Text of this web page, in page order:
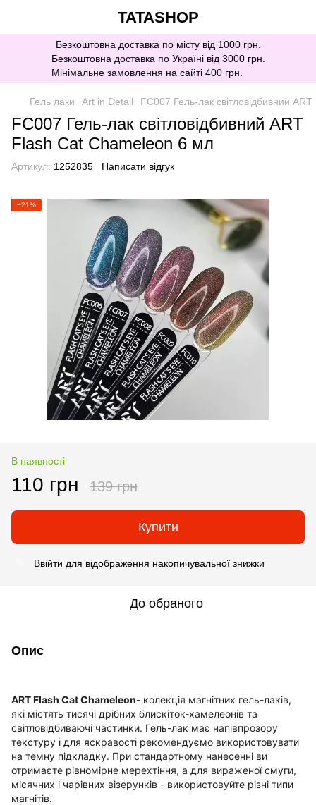
TATASHOP
Безкоштовна доставка по місту від 1000 грн.
Безкоштовна доставка по Україні від 3000 грн.
Мінімальне замовлення на сайті 400 грн.
Гель лаки Art in Detail FC007 Гель-лак світловідбивний
FC007 Гель-лак світловідбивний ART
Flash Cat Chameleon 6 мл
Артикул: 1252835 Написати відгук
−21%
В наявності
110 грн 139 грн
Купити
Ввійти для відображення накопичувальної знижки
До обраного
Опис
ART Flash Cat Chameleon- колекція магнітних гель-лаків,
які містять тисячі дрібних блискіток-хамелеонів та
світловідбиваючі частинки. Гель-лак має напівпрозору
текстуру і для яскравості рекомендуємо використовувати
на темну підкладку. При стандартному нанесенні ви
отримаєте рівномірне мерехтіння, а для вираженої смуги,
місячних і чарівних візерунків - використовуйте різні типи
магнітів.